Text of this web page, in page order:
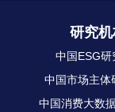
研究
中国ESG研
中国市场主体
中国消费大数